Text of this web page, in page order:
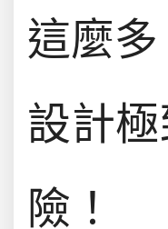
這麼多
設計
險！